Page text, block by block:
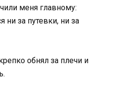
меня главному:
ни за путевки, ни за
обнял за плечи и